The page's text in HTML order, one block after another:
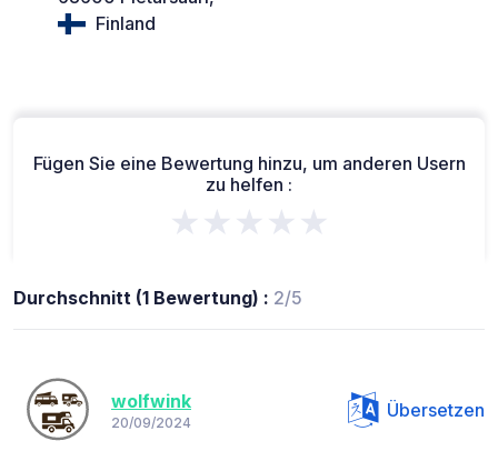
Finland
Fügen Sie eine Bewertung hinzu, um anderen Usern
zu helfen :
★★★★★
Durchschnitt (1 Bewertung) : 2/5
wolfwink
20/09/2024
Übersetzen